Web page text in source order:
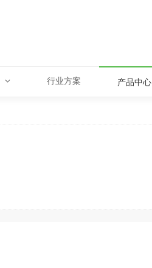
行业方案 产品中心